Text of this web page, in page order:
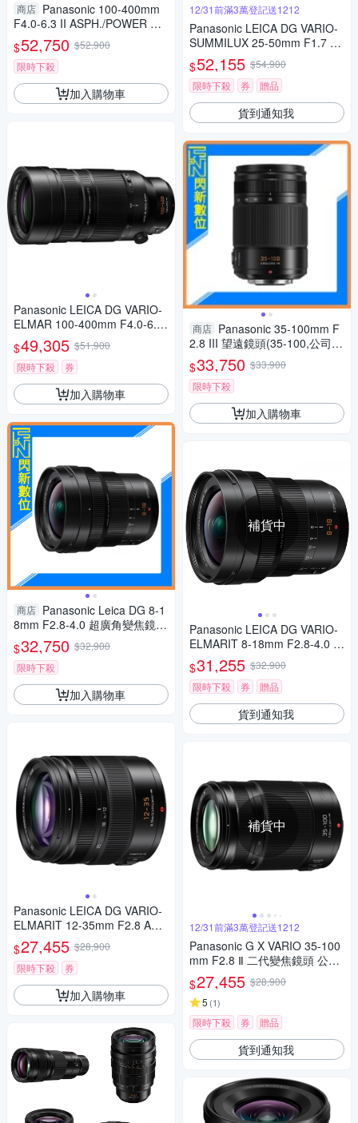
商店 Panasonic 100-400mm
F4.0-6.3 II ASPH./POWER O.I.
S.鏡頭(100-400 II,公司貨)
$52,750 $52,900
限時下殺
加入購物車
Panasonic LEICA DG VARIO-
ELMAR 100-400mm F4.0-6.3
II ASPH.POWER O.I.S. 超長焦
變焦鏡頭 公司貨 H-RSA10040
0G
$49,305 $51,900
限時下殺
券
加入購物車
商店 Panasonic Leica DG 8-1
8mm F2.8-4.0 超廣角變焦鏡(8
-18,公司貨)
$32,750 $32,900
限時下殺
加入購物車
Panasonic LEICA DG VARIO-
ELMARIT 12-35mm F2.8 ASP
H.POWER O.I.S. 變焦鏡頭 公
司貨 H-ES12035
$27,455 $28,900
限時下殺
券
加入購物車
12/31前滿3萬登記送1212
Panasonic LEICA DG VARIO-
SUMMILUX 25-50mm F1.7 AS
PH. 望遠變焦鏡頭 公司貨
$52,155 $54,900
限時下殺
券 贈品
貨到通知我
商店 Panasonic 35-100mm F
2.8 III 望遠鏡頭(35-100,公司
貨)H-ES35100GC
$33,750 $33,900
限時下殺
加入購物車
補貨中
Panasonic LEICA DG VARIO-
ELMARIT 8-18mm F2.8-4.0 A
SPH. 廣角變焦鏡頭 公司貨
$31,255 $32,900
限時下殺
券 贈品
貨到通知我
補貨中
12/31前滿3萬登記送1212
Panasonic G X VARIO 35-100
mm F2.8 Ⅱ 二代變焦鏡頭 公司
貨
$27,455 $28,900
5 (1)
限時下殺 券 贈品
貨到通知我